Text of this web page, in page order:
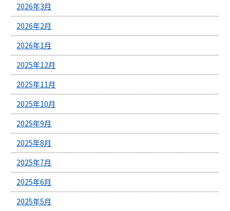
2026年3月
2026年2月
2026年1月
2025年12月
2025年11月
2025年10月
2025年9月
2025年8月
2025年7月
2025年6月
2025年5月